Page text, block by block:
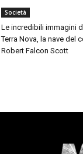
Società
Le incredibili immagini
Terra Nova, la nave del
Robert Falcon Scott